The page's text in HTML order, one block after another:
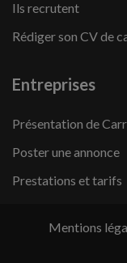
Ils recrutent
Rédiger son CV de
Entreprises
Présentation de
Poster une annonce
Prestations et tarifs
Mentions